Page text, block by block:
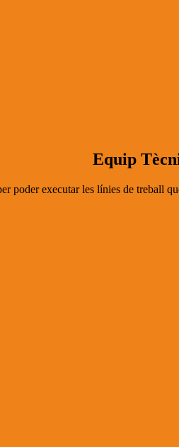
Equip
poder executar les línies de treball